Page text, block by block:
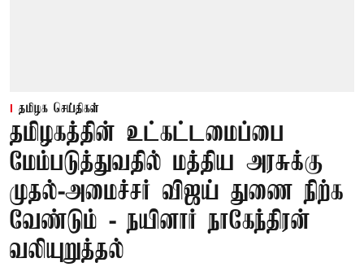
தமிழக செய்திகள்
தமிழகத்தின் உட்கட்டமைப்பை
மேம்படுத்துவதில் மத்திய அரசுக்கு
முதல்-அமைச்சர் விஜய் துணை நிற்க
வேண்டும் - நயினார் நாகேந்திரன்
வலியுறுத்தல்